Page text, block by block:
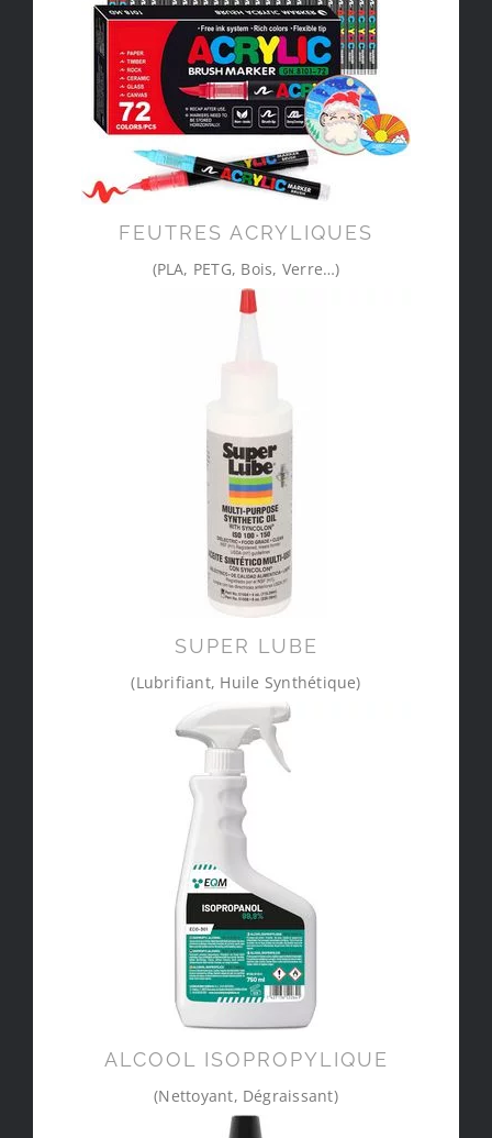
FEUTRES ACRYLIQUES
(PLA, PETG, Bois, Verre…)
SUPER LUBE
(Lubrifiant, Huile Synthétique)
ALCOOL ISOPROPYLIQUE
(Nettoyant, Dégraissant)